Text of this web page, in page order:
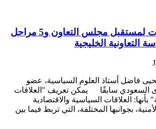
3 سيناريوهات لمستقبل مجلس التعاون و5 مراحل
التعاونية الخليجية
فاضل أستاذ العلوم السياسية، عضو
السعودي سابقًا يمكن تعريف "العلاقات
بأنها: العلاقات السياسية والاقتصادية
بجوانبها المختلفة، التي تربط فيما بين